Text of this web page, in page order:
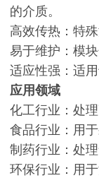
的介质。
高效传热：特
易于维护：模
适应性强：适
应用领域
化工行业：处
食品行业：用
制药行业：处
环保行业：用